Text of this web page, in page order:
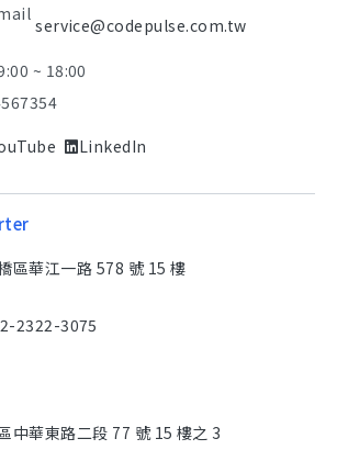
service@codepulse.com.tw
~ 18:00
LinkedIn
區華江一路 578 號 15 樓
2322-3075
中華東路二段 77 號 15 樓之 3